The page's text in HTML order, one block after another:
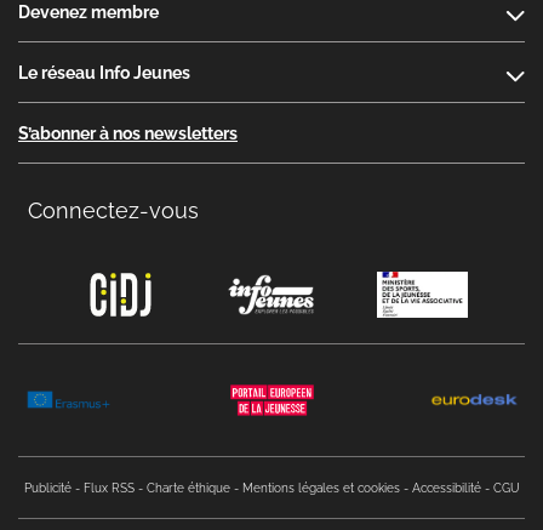
Devenez membre
Le réseau Info Jeunes
S’abonner à nos newsletters
Connectez-vous
Publicité
Flux RSS Charte éthique Mentions légales et cookies Accessibilité CGU